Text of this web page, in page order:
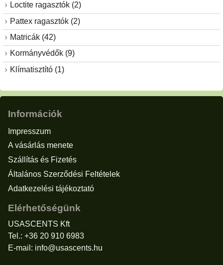
Loctite ragasztók (2)
Pattex ragasztók (2)
Matricák (42)
Kormányvédők (9)
Klímatisztító (1)
Információk
Impresszum
A vásárlás menete
Szállítás és Fizetés
Általános Szerződési Feltételek
Adatkezelési tájékoztató
Elérhetőségünk
USASCENTS Kft
Tel.: +36 20 910 6983
E-mail: info@usascents.hu